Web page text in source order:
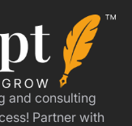
and consulting
Partner with